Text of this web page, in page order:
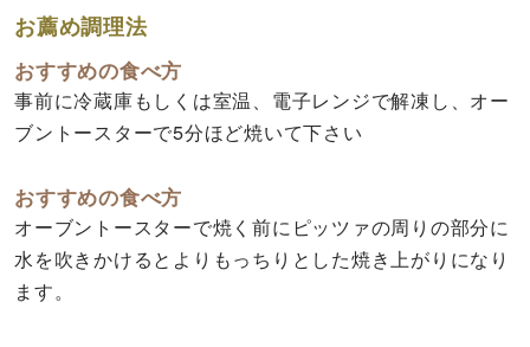
お薦め調理法
おすすめの食べ方
事前に冷蔵庫もしくは室温、電子レンジで解凍し、オー
ブントースターで5分ほど焼いて下さい
おすすめの食べ方
オーブントースターで焼く前にピッツァの周りの部分に
水を吹きかけるとよりもっちりとした焼き上がりになり
ます。